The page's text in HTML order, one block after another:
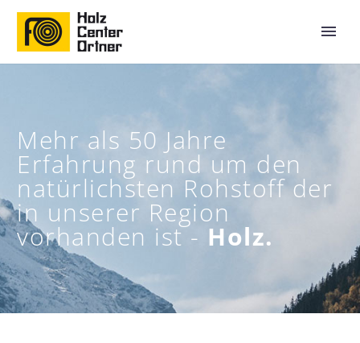
Mehr als 50 Jahre
Erfahrung rund um den
natürlichsten Rohstoff der
in unserer Region
vorhanden ist - Holz.